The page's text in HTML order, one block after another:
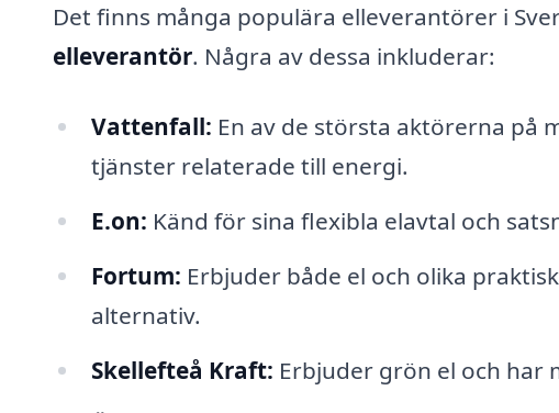
Det finns många populära elleverantörer i
elleverantör. Några av dessa inkluderar:
Vattenfall: En av de största aktörerna på
tjänster relaterade till energi.
E.on: Känd för sina flexibla elavtal och
Fortum: Erbjuder både el och olika
alternativ.
Skellefteå Kraft: Erbjuder grön el och har